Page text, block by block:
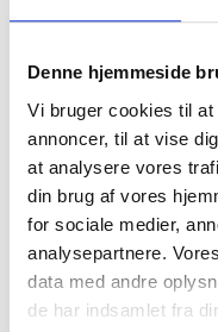
Denne hjemmeside
Vi bruger cookies til
annoncer, til at vise
at analysere vores
din brug af vores
for sociale medier,
analysepartnere.
data med andre
de har indsamlet fra
Løvsugere har været lig
100% elektrisk
du ikke behøver
Det er en stor
betjene maskinen, men
eksempelvis en
som overhovedet muligt.
Der bliver snakket
om de kan erstatte det